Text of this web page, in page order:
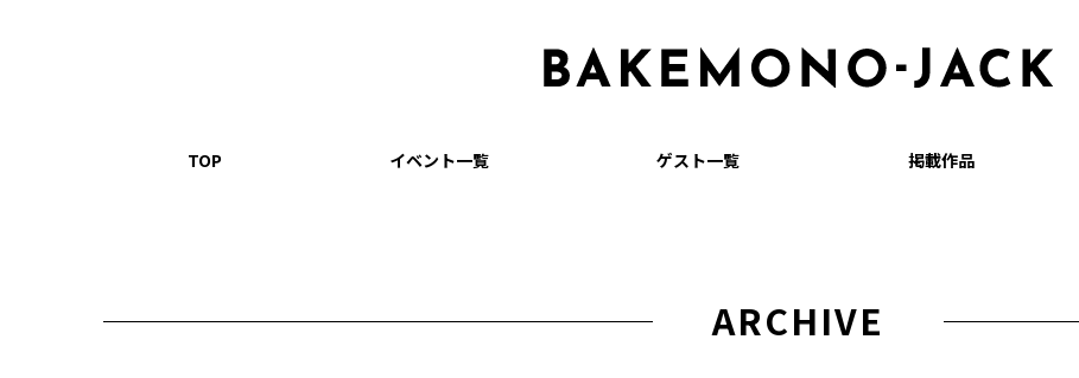
TOP イベント一覧 ゲスト一覧 掲載作品
ARCHIVE